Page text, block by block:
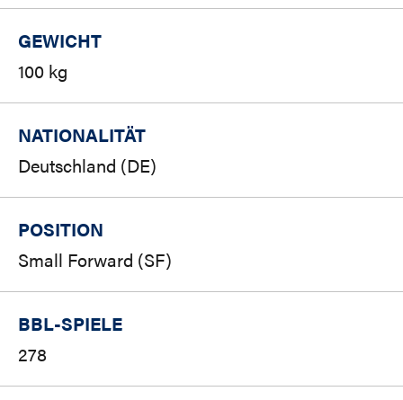
GEWICHT
100 kg
NATIONALITÄT
Deutschland (DE)
POSITION
Small Forward (SF)
BBL-SPIELE
278